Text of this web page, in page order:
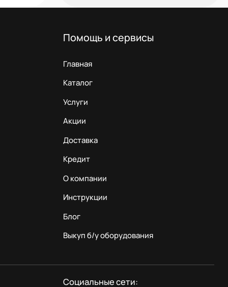
Помощь и сервисы
Главная
Каталог
Услуги
Акции
Доставка
Кредит
О компании
Инструкции
Блог
Выкуп б/у оборудования
Социальные сети: